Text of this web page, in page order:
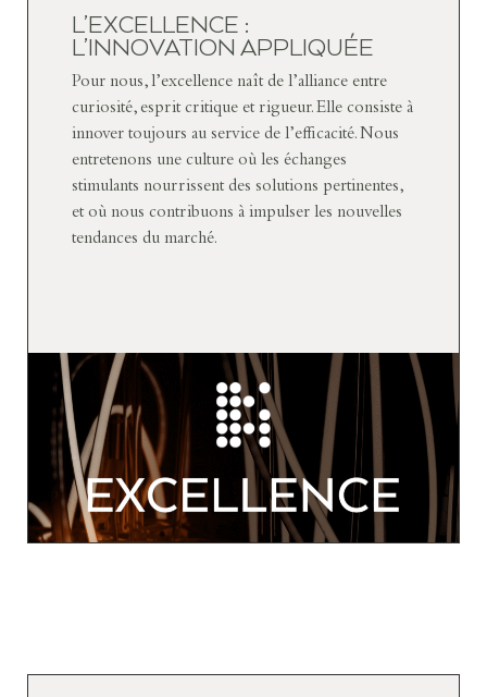
L’EXCELLENCE :
L’INNOVATION APPLIQUÉE
Pour nous, l’excellence naît de l’alliance entre
curiosité, esprit critique et rigueur. Elle consiste à
innover toujours au service de l’efficacité. Nous
entretenons une culture où les échanges
stimulants nourrissent des solutions pertinentes,
et où nous contribuons à impulser les nouvelles
tendances du marché.